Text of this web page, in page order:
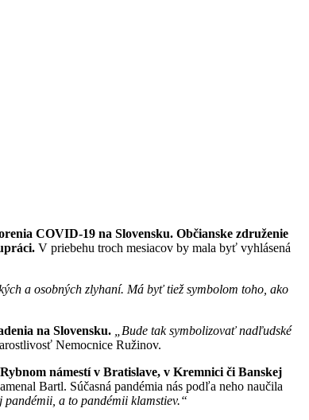
COVID-19 na Slovensku. Občianske združenie
V priebehu troch mesiacov by mala byť vyhlásená
a osobných zlyhaní. Má byť tiež symbolom toho, ako
na Slovensku.
„Bude tak symbolizovať nadľudské
Nemocnice Ružinov.
námestí v Bratislave, v Kremnici či Banskej
Bartl. Súčasná pandémia nás podľa neho naučila
pandémii, a to pandémii klamstiev.“